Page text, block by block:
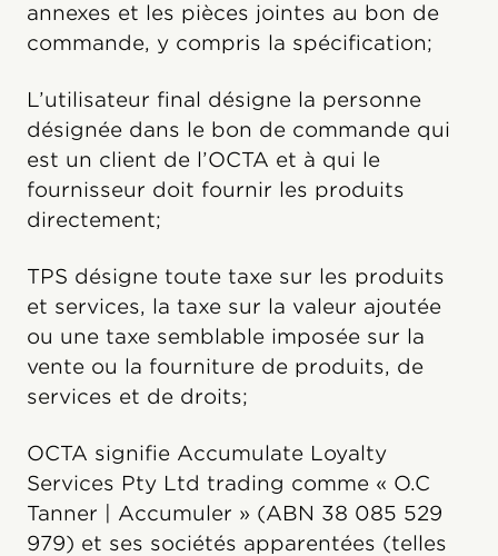
annexes et les pièces jointes au bon de
commande, y compris la spécification;
L’utilisateur final désigne la personne
désignée dans le bon de commande qui
est un client de l’OCTA et à qui le
fournisseur doit fournir les produits
directement;
TPS désigne toute taxe sur les produits
et services, la taxe sur la valeur ajoutée
ou une taxe semblable imposée sur la
vente ou la fourniture de produits, de
services et de droits;
OCTA signifie Accumulate Loyalty
Services Pty Ltd trading comme « O.C
Tanner | Accumuler » (ABN 38 085 529
979) et ses sociétés apparentées (telles